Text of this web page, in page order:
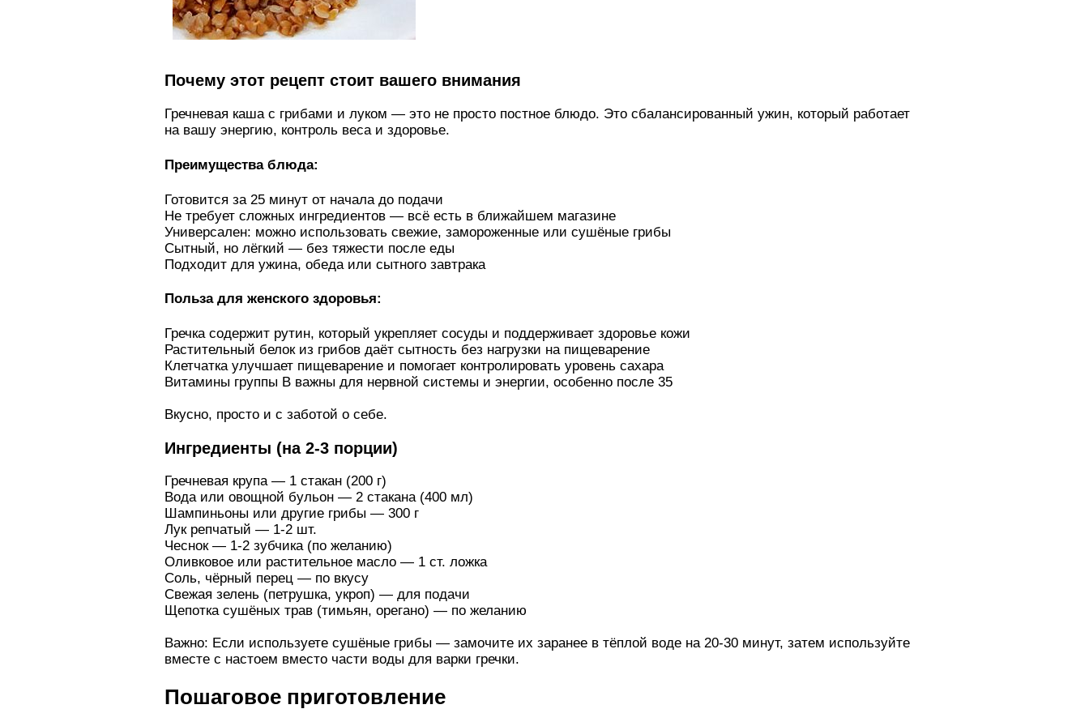
Почему этот рецепт стоит вашего внимания
Гречневая каша с грибами и луком — это не просто постное блюдо. Это сбалансированный ужин, который работает
на вашу энергию, контроль веса и здоровье.
Преимущества блюда:
Готовится за 25 минут от начала до подачи
Не требует сложных ингредиентов — всё есть в ближайшем магазине
Универсален: можно использовать свежие, замороженные или сушёные грибы
Сытный, но лёгкий — без тяжести после еды
Подходит для ужина, обеда или сытного завтрака
Польза для женского здоровья:
Гречка содержит рутин, который укрепляет сосуды и поддерживает здоровье кожи
Растительный белок из грибов даёт сытность без нагрузки на пищеварение
Клетчатка улучшает пищеварение и помогает контролировать уровень сахара
Витамины группы В важны для нервной системы и энергии, особенно после 35
Вкусно, просто и с заботой о себе.
Ингредиенты (на 2-3 порции)
Гречневая крупа — 1 стакан (200 г)
Вода или овощной бульон — 2 стакана (400 мл)
Шампиньоны или другие грибы — 300 г
Лук репчатый — 1-2 шт.
Чеснок — 1-2 зубчика (по желанию)
Оливковое или растительное масло — 1 ст. ложка
Соль, чёрный перец — по вкусу
Свежая зелень (петрушка, укроп) — для подачи
Щепотка сушёных трав (тимьян, орегано) — по желанию
Важно: Если используете сушёные грибы — замочите их заранее в тёплой воде на 20-30 минут, затем используйте
вместе с настоем вместо части воды для варки гречки.
Пошаговое приготовление